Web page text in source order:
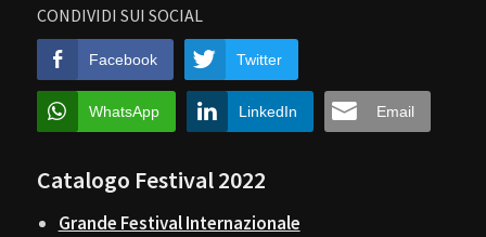
CONDIVIDI SUI SOCIAL
Facebook Twitter
WhatsApp LinkedIn Email
Catalogo Festival 2022
Grande Festival Internazionale